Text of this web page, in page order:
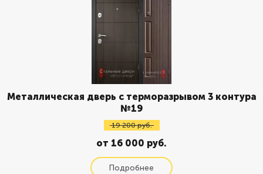
Металлическая дверь с терморазрывом 3 контура
№19
19 200 руб.
от 16 000 руб.